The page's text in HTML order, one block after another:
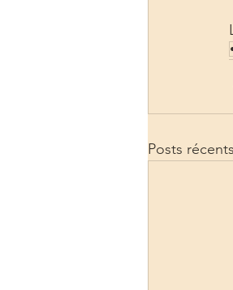
Posts récents